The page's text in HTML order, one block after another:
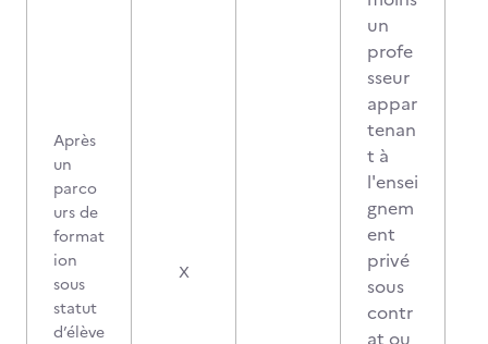
Après
un
parco
urs de
format
ion
sous
statut
d’élève
X
un
profe
sseur
appar
tenan
t à
l'ensei
gnem
ent
privé
sous
contr
at ou